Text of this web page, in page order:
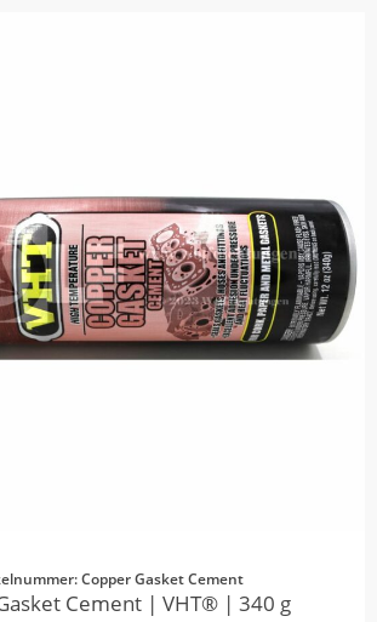
Copper Gasket Cement
Cement | VHT® | 340 g